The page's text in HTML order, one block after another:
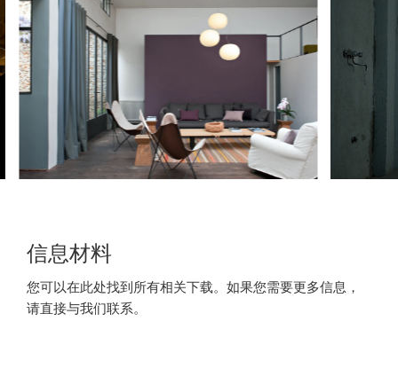
信息材料
您可以在此处找到所有相关下载。如果您需要更多信息，
请直接与我们联系。